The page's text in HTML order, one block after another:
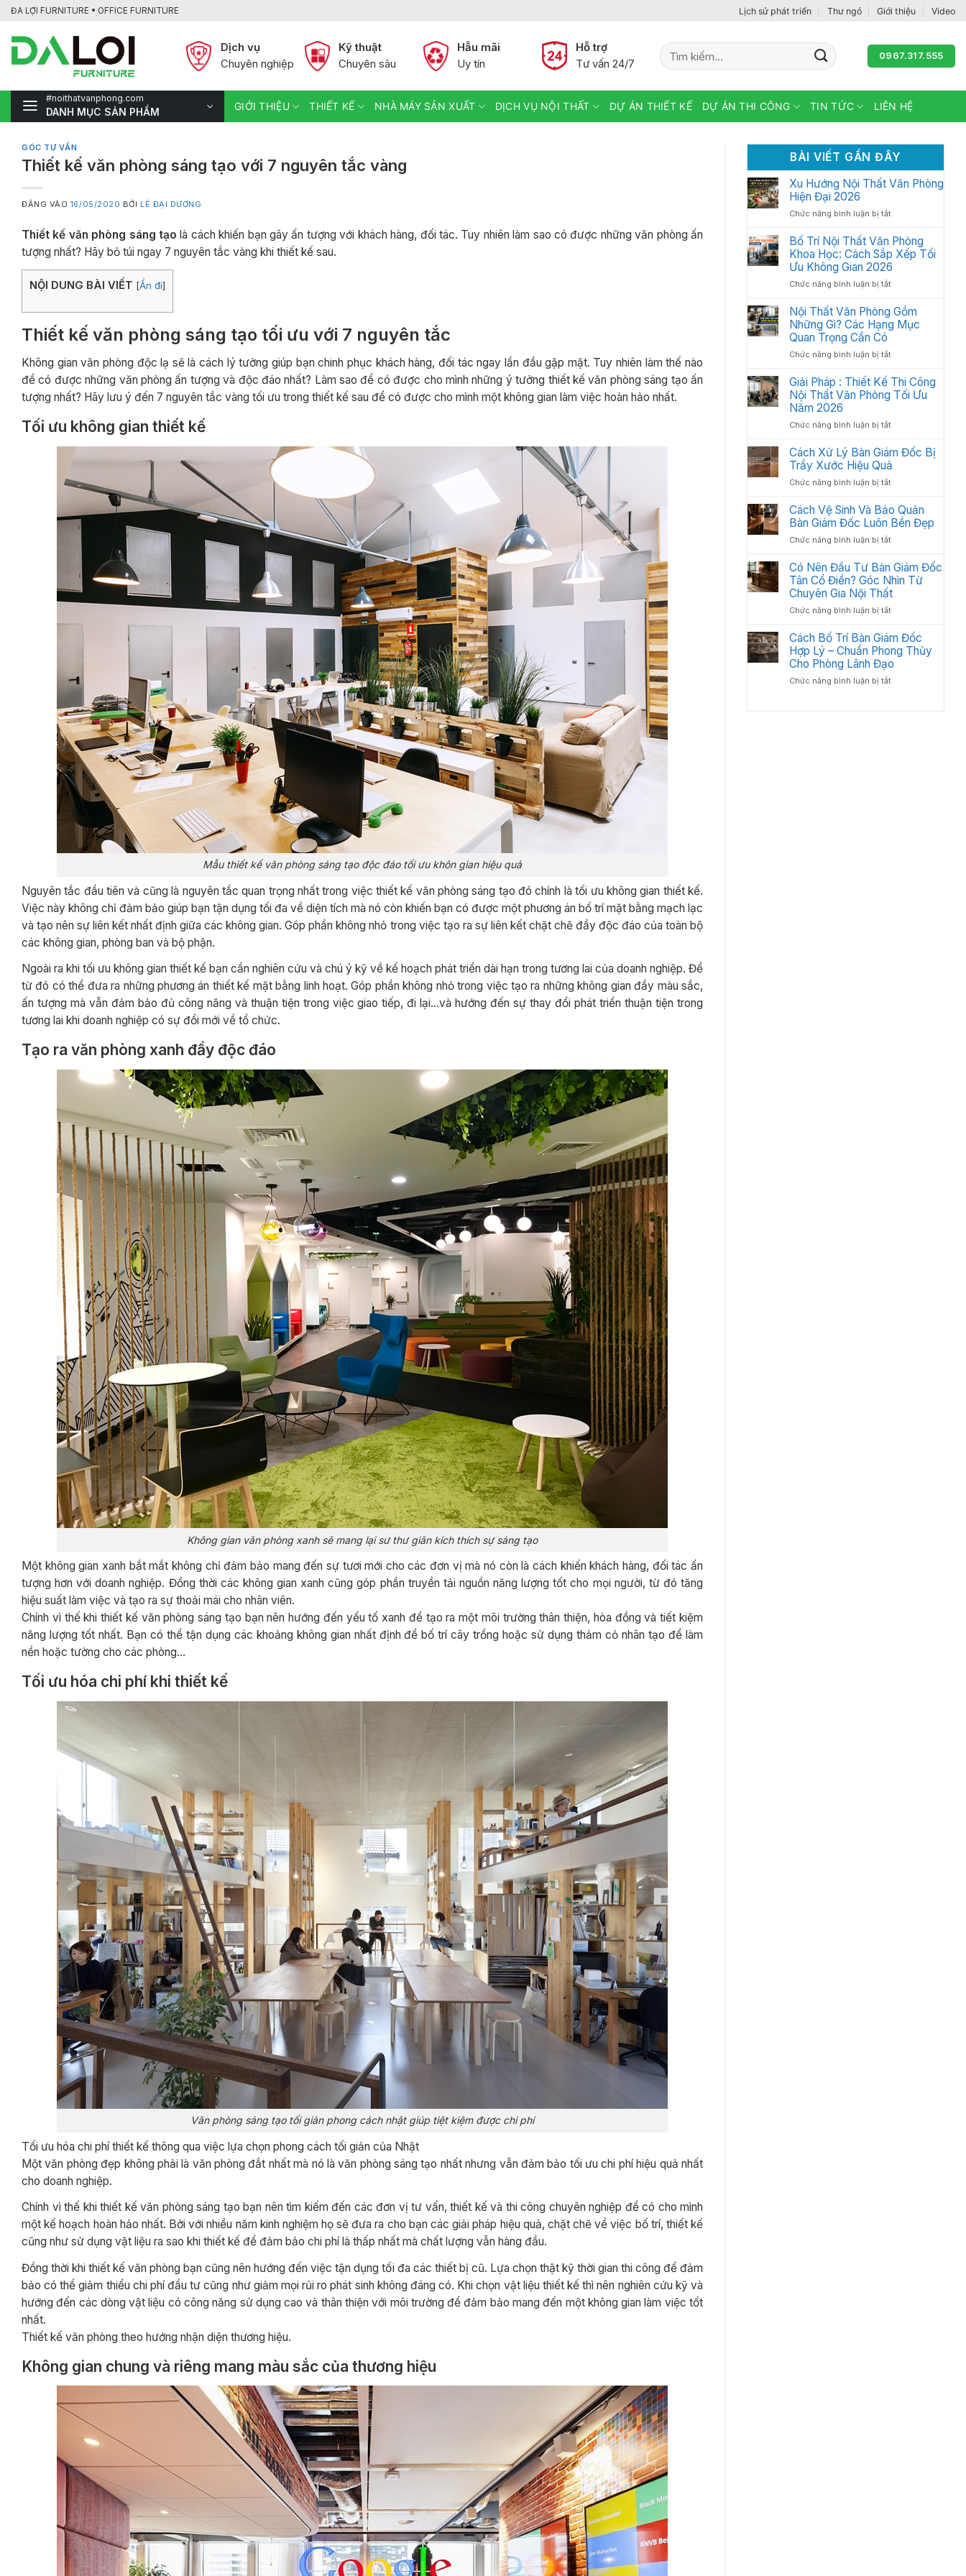
Bỏ
nội
dung
ĐA LỢI FURNITURE • OFFICE FURNITURE Lịch sử phát triển Thư ngỏ Giới thiệu Video
Dịch vụ
Chuyên nghiệp
Kỹ thuật
Chuyên sâu
Hẫu mãi
Uy tín
Hỗ trợ
Tư vấn 24/7
Tìm
kiếm:
0967.317.555
#noithatvanphong.com
DANH MỤC SẢN PHẨM GIỚI THIỆU THIẾT KẾ NHÀ MÁY SẢN XUẤT DỊCH VỤ NỘI THẤT DỰ ÁN THIẾT KẾ DỰ ÁN THI CÔNG TIN TỨC LIÊN HỆ
GÓC TƯ VẤN
Thiết kế văn phòng sáng tạo với 7 nguyên tắc vàng
ĐĂNG VÀO 16/05/2020 BỞI LÊ ĐẠI DƯƠNG
Thiết kế văn phòng sáng tạo là cách khiến bạn gây ấn tượng với khách hàng, đối tác. Tuy nhiên làm sao có được những văn phòng ấn
tượng nhất? Hãy bỏ túi ngay 7 nguyên tắc vàng khi thiết kế sau.
NỘI DUNG BÀI VIẾT [Ẩn đi]
Thiết kế văn phòng sáng tạo tối ưu với 7 nguyên tắc
Không gian văn phòng độc lạ sẽ là cách lý tưởng giúp bạn chinh phục khách hàng, đối tác ngay lần đầu gặp mặt. Tuy nhiên làm thế nào
để có được những văn phòng ấn tượng và độc đáo nhất? Làm sao để có được cho mình những ý tưởng thiết kế văn phòng sáng tạo ấn
tượng nhất? Hãy lưu ý đến 7 nguyên tắc vàng tối ưu trong thiết kế sau để có được cho mình một không gian làm việc hoàn hảo nhất.
Tối ưu không gian thiết kế
Mẫu thiết kế văn phòng sáng tạo độc đáo tối ưu khôn gian hiệu quả
Nguyên tắc đầu tiên và cũng là nguyên tắc quan trọng nhất trong việc thiết kế văn phòng sáng tạo đó chính là tối ưu không gian thiết kế.
Việc này không chỉ đảm bảo giúp bạn tận dụng tối đa về diện tích mà nó còn khiến bạn có được một phương án bố trí mặt bằng mạch lạc
và tạo nên sự liên kết nhất định giữa các không gian. Góp phần không nhỏ trong việc tạo ra sự liên kết chặt chẽ đầy độc đáo của toàn bộ
các không gian, phòng ban và bộ phận.
Ngoài ra khi tối ưu không gian thiết kế bạn cần nghiên cứu và chú ý kỹ về kế hoạch phát triển dài hạn trong tương lai của doanh nghiệp. Để
từ đó có thể đưa ra những phương án thiết kế mặt bằng linh hoạt. Góp phần không nhỏ trong việc tạo ra những không gian đầy màu sắc,
ấn tượng mà vẫn đảm bảo đủ công năng và thuận tiện trong việc giao tiếp, đi lại…và hướng đến sự thay đổi phát triển thuận tiện trong
tương lai khi doanh nghiệp có sự đổi mới về tổ chức.
Tạo ra văn phòng xanh đầy độc đáo
Không gian văn phòng xanh sẽ mang lại sư thư giãn kích thích sự sáng tạo
Một không gian xanh bắt mắt không chỉ đảm bảo mang đến sự tươi mới cho các đơn vị mà nó còn là cách khiến khách hàng, đối tác ấn
tượng hơn với doanh nghiệp. Đồng thời các không gian xanh cũng góp phần truyền tải nguồn năng lượng tốt cho mọi người, từ đó tăng
hiệu suất làm việc và tạo ra sự thoải mái cho nhân viên.
Chính vì thế khi thiết kế văn phòng sáng tạo bạn nên hướng đến yếu tố xanh để tạo ra một môi trường thân thiện, hòa đồng và tiết kiệm
năng lượng tốt nhất. Bạn có thể tận dụng các khoảng không gian nhất định để bố trí cây trồng hoặc sử dụng thảm cỏ nhân tạo để làm
nền hoặc tường cho các phòng…
Tối ưu hóa chi phí khi thiết kế
Văn phòng sáng tạo tối giản phong cách nhật giúp tiệt kiệm được chi phí
Tối ưu hóa chi phí thiết kế thông qua việc lựa chọn phong cách tối giản của Nhật
Một văn phòng đẹp không phải là văn phòng đắt nhất mà nó là văn phòng sáng tạo nhất nhưng vẫn đảm bảo tối ưu chi phí hiệu quả nhất
cho doanh nghiệp.
Chính vì thế khi thiết kế văn phòng sáng tạo bạn nên tìm kiếm đến các đơn vị tư vấn, thiết kế và thi công chuyên nghiệp để có cho mình
một kế hoạch hoàn hảo nhất. Bởi với nhiều năm kinh nghiệm họ sẽ đưa ra cho bạn các giải pháp hiệu quả, chặt chẽ về việc bố trí, thiết kế
cũng như sử dụng vật liệu ra sao khi thiết kế để đảm bảo chi phí là thấp nhất mà chất lượng vẫn hàng đầu.
Đồng thời khi thiết kế văn phòng bạn cũng nên hướng đến việc tận dụng tối đa các thiết bị cũ. Lựa chọn thật kỹ thời gian thi công để đảm
bảo có thể giảm thiểu chi phí đầu tư cũng như giảm mọi rủi ro phát sinh không đáng có. Khi chọn vật liệu thiết kế thì nên nghiên cứu kỹ và
hướng đến các dòng vật liệu có công năng sử dụng cao và thân thiện với môi trường để đảm bảo mang đến một không gian làm việc tốt
nhất.
Thiết kế văn phòng theo hướng nhận diện thương hiệu.
Không gian chung và riêng mang màu sắc của thương hiệu
BÀI VIẾT GẦN ĐÂY
Xu Hướng Nội Thất Văn Phòng
Hiện Đại 2026
Chức năng bình luận bị tắtở
Hướng
Nội
Thất
Văn
Phòng
Đại
2026
Bố Trí Nội Thất Văn Phòng
Khoa Học: Cách Sắp Xếp Tối
Ưu Không Gian 2026
Chức năng bình luận bị tắtở
Trí
Nội
Thất
Phòng
Học:
Cách
Tối
Không
Gian
2026
Nội Thất Văn Phòng Gồm
Những Gì? Các Hạng Mục
Quan Trọng Cần Có
Chức năng bình luận bị tắtở
Thất
Văn
Phòng
Những
Các
Hạng
Quan
Cần
Có
Giải Pháp : Thiết Kế Thi Công
Nội Thất Văn Phòng Tối Ưu
Năm 2026
Chức năng bình luận bị tắtở
Pháp
Kế
Công
Nội
Tối
Ưu
Năm
2026
Cách Xử Lý Bàn Giám Đốc Bị
Trầy Xước Hiệu Quả
Chức năng bình luận bị tắtở
Xử
Lý
Bàn
Giám
Bị
Trầy
Xước
Quả
Cách Vệ Sinh Và Bảo Quản
Bàn Giám Đốc Luôn Bền Đẹp
Chức năng bình luận bị tắtở
Vệ
Sinh
Và
Bảo
Quản
Giám
Đốc
Luôn
Đẹp
Có Nên Đầu Tư Bàn Giám Đốc
Tân Cổ Điển? Góc Nhìn Từ
Chuyên Gia Nội Thất
Chức năng bình luận bị tắtở
Nên
Đầu
Tư
Bàn
Giám
Cách Bố Trí Bàn Giám Đốc
Hợp Lý – Chuẩn Phong Thủy
Cho Phòng Lãnh Đạo
Chức năng bình luận bị tắtở